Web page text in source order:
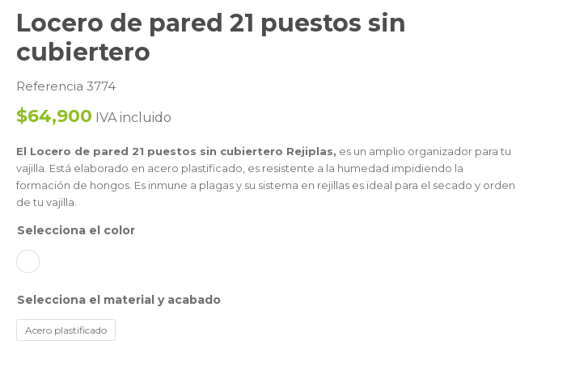
Locero de pared 21 puestos sin
cubiertero
Referencia 3774
$64,900 IVA incluido
El Locero de pared 21 puestos sin cubiertero Rejiplas, es un amplio organizador para tu
vajilla. Está elaborado en acero plastificado, es resistente a la humedad impidiendo la
formación de hongos. Es inmune a plagas y su sistema en rejillas es ideal para el secado y orden
de tu vajilla.
color
material y acabado
Acero plastificado